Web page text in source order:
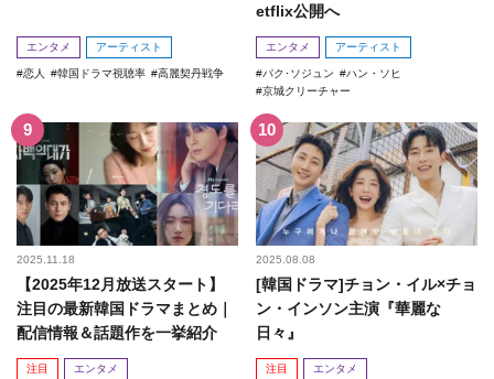
エンタメ アーティスト
恋人 韓国ドラマ視聴率 高麗契丹戦争
etflix公開へ
エンタメ アーティスト
パク･ソジュン
ハン・ソヒ
京城クリーチャー
2025.11.18
【2025年12月放送スタート】
注目の最新韓国ドラマまとめ｜
配信情報＆話題作を一挙紹介
注目 エンタメ
2025.08.08
[韓国ドラマ]チョン・イル×チョ
ン・インソン主演『華麗な
日々』
注目 エンタメ